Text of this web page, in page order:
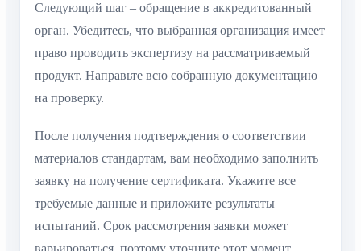
Следующий шаг – обращение в аккредитованный
орган. Убедитесь, что выбранная организация имеет
право проводить экспертизу на рассматриваемый
продукт. Направьте всю собранную документацию
на проверку.
После получения подтверждения о соответствии
материалов стандартам, вам необходимо заполнить
заявку на получение сертификата. Укажите все
требуемые данные и приложите результаты
испытаний. Срок рассмотрения заявки может
варьироваться, поэтому уточните этот момент